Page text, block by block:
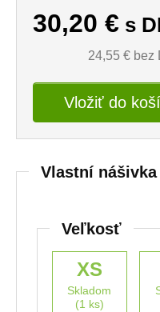
30,20 € s
24,55 € bez
Vložiť do
Vlastní nášivka
Veľkosť
XS
Skladom
(1 ks)